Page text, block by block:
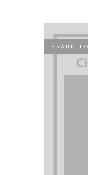
ESAURITO